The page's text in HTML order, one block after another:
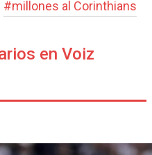
#millones al Corinthians
en Voiz